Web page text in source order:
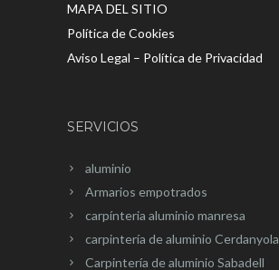
MAPA DEL SITIO
Política de Cookies
Aviso Legal – Política de Privacidad
SERVICIOS
aluminio
Armarios empotrados
carpínteria aluminio manresa
carpintería de aluminio Cerdanyola
Carpintería de aluminio Sabadell